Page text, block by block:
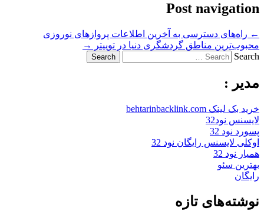
Post navigation
← راه‌های دسترسی به آخرین اطلاعات پروازهای نوروزی
محبوب‌ترین مناطق گردشگری دنیا در توییتر
→
Search
مدیر :
خرید بک لینک behtarinbacklink.com
لایسنس نود32
پسورد نود 32
اوکلی لایسنس رایگان نود 32
همیار نود 32
بهترین سئو
رایگان
نوشته‌های تازه